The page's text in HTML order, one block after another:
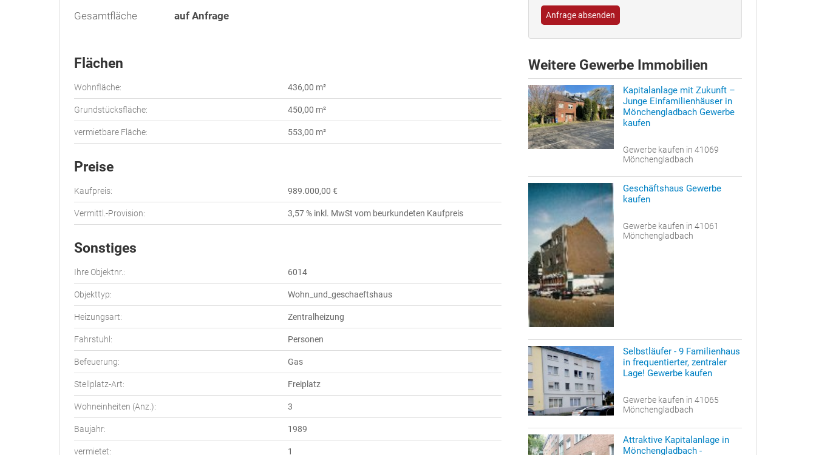
Gesamtfläche
auf Anfrage
Flächen
Wohnfläche: 436,00 m²
Grundstücksfläche: 450,00 m²
vermietbare Fläche: 553,00 m²
Preise
Kaufpreis: 989.000,00 €
Vermittl.-Provision: 3,57 % inkl. MwSt vom beurkundeten Kaufpreis
Sonstiges
Ihre Objektnr.: 6014
Objekttyp: Wohn_und_geschaeftshaus
Heizungsart: Zentralheizung
Fahrstuhl: Personen
Befeuerung: Gas
Stellplatz-Art: Freiplatz
Wohneinheiten (Anz.): 3
Baujahr: 1989
vermietet: 1
Anfrage absenden
Weitere Gewerbe Immobilien
Kapitalanlage mit Zukunft –
Junge Einfamilienhäuser in
Mönchengladbach Gewerbe
kaufen
Gewerbe kaufen in 41069
Mönchengladbach
Geschäftshaus Gewerbe
kaufen
Gewerbe kaufen in 41061
Mönchengladbach
Selbstläufer - 9 Familienhaus
in frequentierter, zentraler
Lage! Gewerbe kaufen
Gewerbe kaufen in 41065
Mönchengladbach
Attraktive Kapitalanlage in
Mönchengladbach -